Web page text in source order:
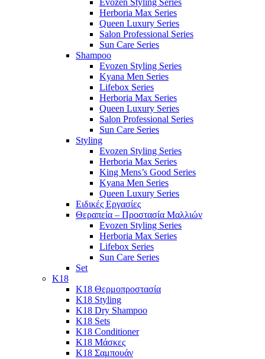
Herboria Max Series
Queen Luxury Series
Salon Professional Series
Sun Care Series
Shampoo
Evozen Styling Series
Kyana Men Series
Lifebox Series
Herboria Max Series
Queen Luxury Series
Salon Professional Series
Sun Care Series
Styling
Evozen Styling Series
Herboria Max Series
King Mens’s Good Series
Kyana Men Series
Queen Luxury Series
Ειδικές Εργασίες
Θεραπεία – Προστασία Μαλλιών
Evozen Styling Series
Herboria Max Series
Lifebox Series
Sun Care Series
Set
K18
K18 Θερμοπροστασία
K18 Styling
K18 Dry Shampoo
K18 Sets
K18 Conditioner
K18 Μάσκες
K18 Σαμπουάν